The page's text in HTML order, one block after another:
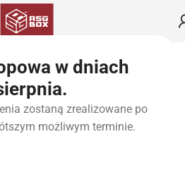
w dniach
zostaną zrealizowane po
możliwym terminie.